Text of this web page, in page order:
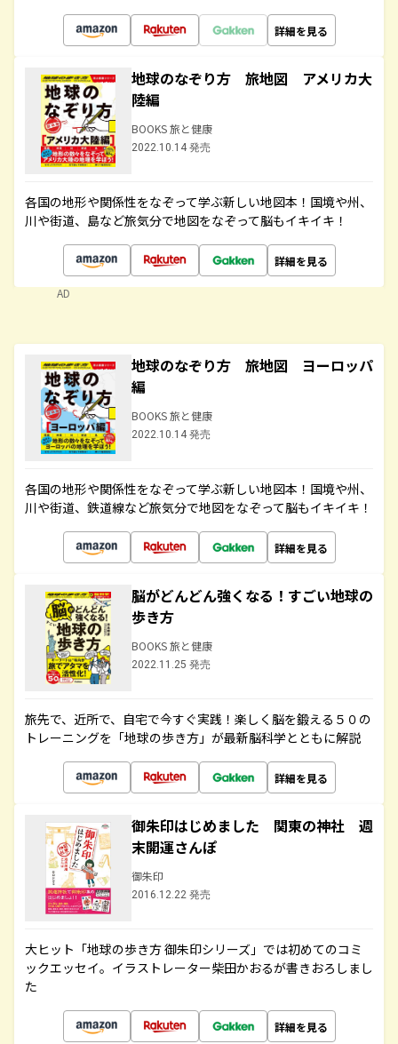
詳細を見る
地球のなぞり方 旅地図 アメリカ大
陸編
BOOKS 旅と健康
2022.10.14 発売
各国の地形や関係性をなぞって学ぶ新しい地図本！国境や州、
川や街道、島など旅気分で地図をなぞって脳もイキイキ！
詳細を見る
AD
地球のなぞり方 旅地図 ヨーロッパ
編
BOOKS 旅と健康
2022.10.14 発売
各国の地形や関係性をなぞって学ぶ新しい地図本！国境や州、
川や街道、鉄道線など旅気分で地図をなぞって脳もイキイキ！
詳細を見る
脳がどんどん強くなる！すごい地球の
歩き方
BOOKS 旅と健康
2022.11.25 発売
旅先で、近所で、自宅で今すぐ実践！楽しく脳を鍛える５０の
トレーニングを「地球の歩き方」が最新脳科学とともに解説
詳細を見る
御朱印はじめました 関東の神社 週
末開運さんぽ
御朱印
2016.12.22 発売
大ヒット「地球の歩き方 御朱印シリーズ」では初めてのコミ
ックエッセイ。イラストレーター柴田かおるが書きおろしまし
た
詳細を見る